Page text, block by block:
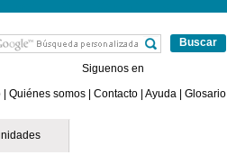
Siguenos en
Quiénes somos Contacto Ayuda Glosario